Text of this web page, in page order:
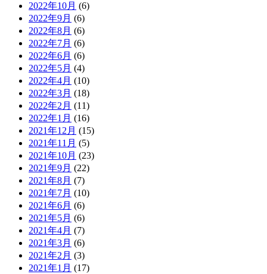
2022年10月 (6)
2022年9月 (6)
2022年8月 (6)
2022年7月 (6)
2022年6月 (6)
2022年5月 (4)
2022年4月 (10)
2022年3月 (18)
2022年2月 (11)
2022年1月 (16)
2021年12月 (15)
2021年11月 (5)
2021年10月 (23)
2021年9月 (22)
2021年8月 (7)
2021年7月 (10)
2021年6月 (6)
2021年5月 (6)
2021年4月 (7)
2021年3月 (6)
2021年2月 (3)
2021年1月 (17)